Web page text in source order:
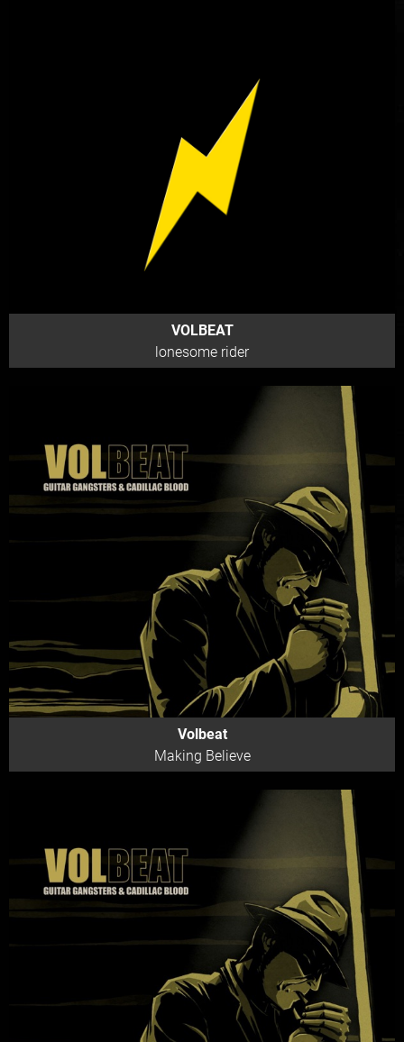
VOLBEAT
lonesome rider
Volbeat
Making Believe